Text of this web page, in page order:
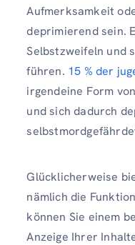
Aufmerksamkeit
deprimierend sein.
Selbstzweifeln und
führen. 15 % der
irgendeine Form
und sich dadurch
Glücklicherweise
nämlich die
können Sie einem
Anzeige Ihrer